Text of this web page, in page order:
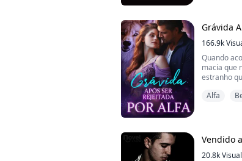
Grávida
166.9k
Quando
macia que
estranho
pernas,
da Alcateia
somos p...
Alfa
Vendido
20.8k